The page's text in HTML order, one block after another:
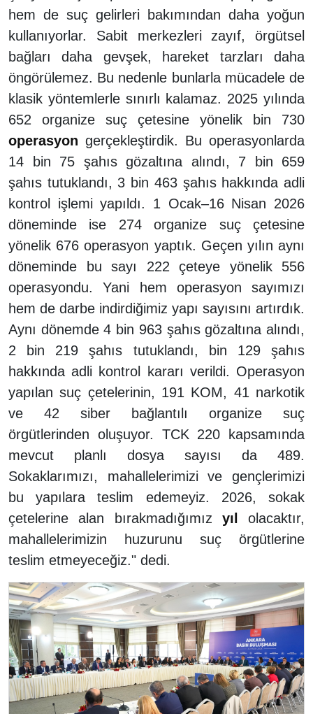
hem de suç gelirleri bakımından daha yoğun
kullanıyorlar. Sabit merkezleri zayıf, örgütsel
bağları daha gevşek, hareket tarzları daha
öngörülemez. Bu nedenle bunlarla mücadele de
klasik yöntemlerle sınırlı kalamaz. 2025 yılında
652 organize suç çetesine yönelik bin 730
operasyon gerçekleştirdik. Bu operasyonlarda
14 bin 75 şahıs gözaltına alındı, 7 bin 659
şahıs tutuklandı, 3 bin 463 şahıs hakkında adli
kontrol işlemi yapıldı. 1 Ocak–16 Nisan 2026
döneminde ise 274 organize suç çetesine
yönelik 676 operasyon yaptık. Geçen yılın aynı
döneminde bu sayı 222 çeteye yönelik 556
operasyondu. Yani hem operasyon sayımızı
hem de darbe indirdiğimiz yapı sayısını artırdık.
Aynı dönemde 4 bin 963 şahıs gözaltına alındı,
2 bin 219 şahıs tutuklandı, bin 129 şahıs
hakkında adli kontrol kararı verildi. Operasyon
yapılan suç çetelerinin, 191 KOM, 41 narkotik
ve 42 siber bağlantılı organize suç
örgütlerinden oluşuyor. TCK 220 kapsamında
mevcut planlı dosya sayısı da 489.
Sokaklarımızı, mahallelerimizi ve gençlerimizi
bu yapılara teslim edemeyiz. 2026, sokak
çetelerine alan bırakmadığımız yıl
olacaktır,
mahallelerimizin huzurunu suç örgütlerine
teslim etmeyeceğiz." dedi.